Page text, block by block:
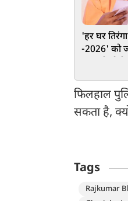
'हर घर
-2026' को
फिलहाल
सकता है,
Tags
Rajkumar